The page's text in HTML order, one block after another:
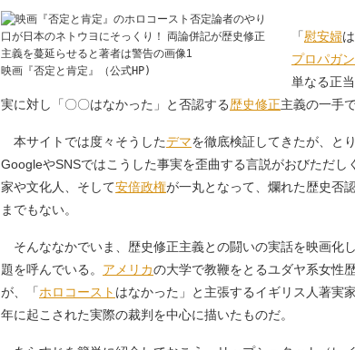
映画『否定と肯定』（公式HP)
「慰安婦は
プロパガ
単なる正
実に対し「〇〇はなかった」と否認する歴史修正主義の一手
本サイトでは度々そうしたデマを徹底検証してきたが、と
GoogleやSNSではこうした事実を歪曲する言説がおびただし
家や文化人、そして安倍政権が一丸となって、爛れた歴史否
までもない。
そんななかでいま、歴史修正主義との闘いの実話を映画化
題を呼んでいる。 アメリカの大学で教鞭をとるユダヤ系女性
が、「ホロコースト はなかった」と主張するイギリス人著実
年に起こされた実際の裁判を中心に描いたものだ。